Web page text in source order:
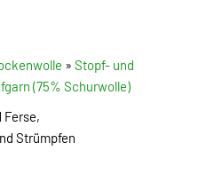
» Stopf- und
(75% Schurwolle)
Ferse,
Strümpfen